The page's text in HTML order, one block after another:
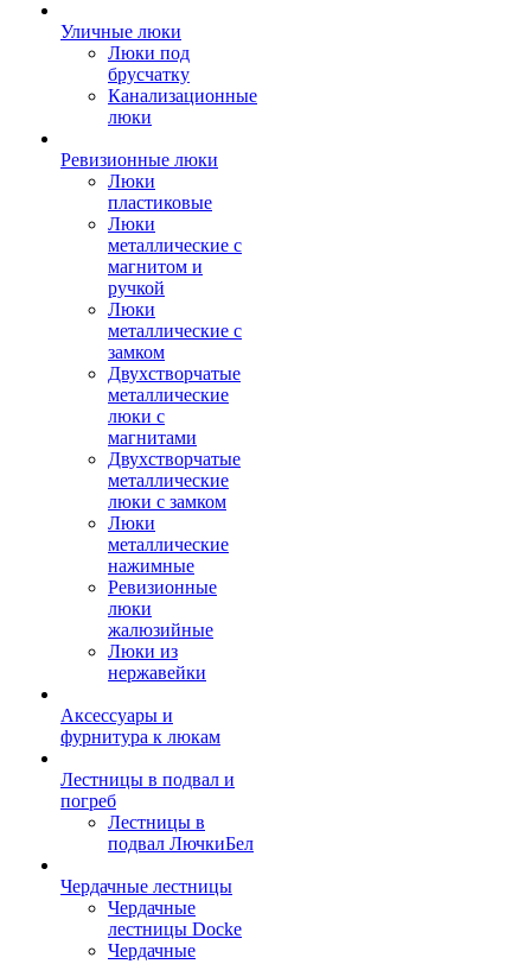
Уличные люки
Люки под
брусчатку
Канализационные
люки
Ревизионные люки
Люки
пластиковые
Люки
металлические с
магнитом и
ручкой
Люки
металлические с
замком
Двухстворчатые
металлические
люки с
магнитами
Двухстворчатые
металлические
люки с замком
Люки
металлические
нажимные
Ревизионные
люки
жалюзийные
Люки из
нержавейки
Аксессуары и
фурнитура к люкам
Лестницы в подвал и
погреб
Лестницы в
подвал ЛючкиБел
Чердачные лестницы
Чердачные
лестницы Docke
Чердачные